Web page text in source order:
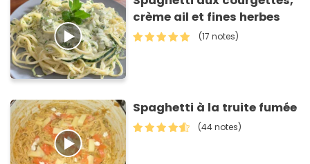
crème ail et fines herbes
(17 notes)
Spaghetti à la truite fumée
(44 notes)